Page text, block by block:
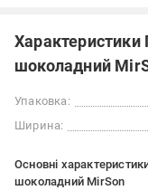
Характеристики
шоколадний
Упаковка:
Ширина:
Основні
шоколадний MirSon